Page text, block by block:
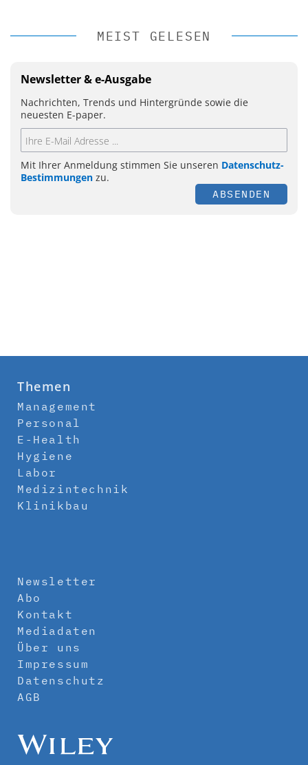
MEIST GELESEN
Newsletter & e-Ausgabe
Nachrichten, Trends und Hintergründe sowie die
neuesten E-paper.
Mit Ihrer Anmeldung stimmen Sie unseren Datenschutz-
Bestimmungen zu.
ABSENDEN
Themen
Management
Personal
E-Health
Hygiene
Labor
Medizintechnik
Klinikbau
Newsletter
Abo
Kontakt
Mediadaten
Über uns
Impressum
Datenschutz
AGB